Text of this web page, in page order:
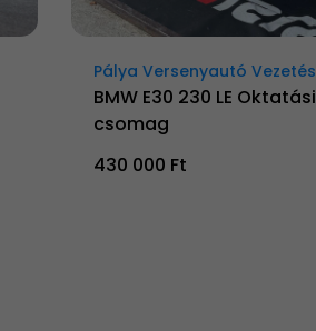
Pálya Versenyautó Vezetés
BMW E30 230 LE Oktatási
csomag
430 000 Ft